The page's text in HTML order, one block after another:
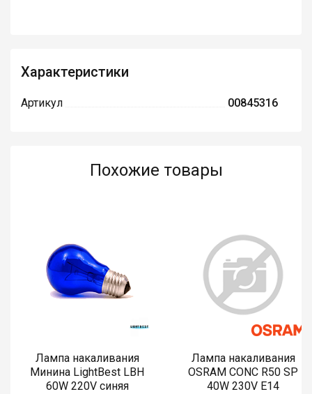
Характеристики
Артикул 00845316
Похожие товары
Лампа накаливания
Минина LightBest LBH
60W 220V синяя
Лампа накаливания
OSRAM CONC R50 SP
40W 230V E14